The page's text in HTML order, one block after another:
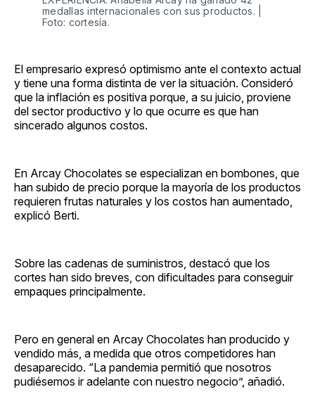
medallas internacionales con sus productos. |
Foto: cortesía.
El empresario expresó optimismo ante el contexto actual
y tiene una forma distinta de ver la situación. Consideró
que la inflación es positiva porque, a su juicio, proviene
del sector productivo y lo que ocurre es que han
sincerado algunos costos.
En Arcay Chocolates se especializan en bombones, que
han subido de precio porque la mayoría de los productos
requieren frutas naturales y los costos han aumentado,
explicó Berti.
Sobre las cadenas de suministros, destacó que los
cortes han sido breves, con dificultades para conseguir
empaques principalmente.
Pero en general en Arcay Chocolates han producido y
vendido más, a medida que otros competidores han
desaparecido. “La pandemia permitió que nosotros
pudiésemos ir adelante con nuestro negocio”, añadió.